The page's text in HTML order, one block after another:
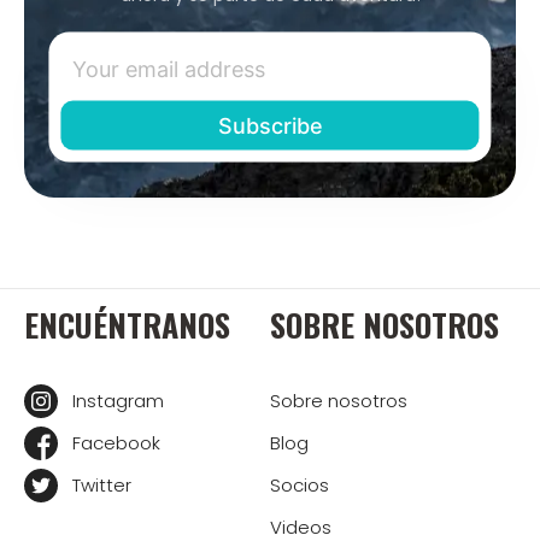
ENCUÉNTRANOS
Instagram
Facebook
Twitter
SOBRE NOSOTROS
Sobre nosotros
Blog
Socios
Videos